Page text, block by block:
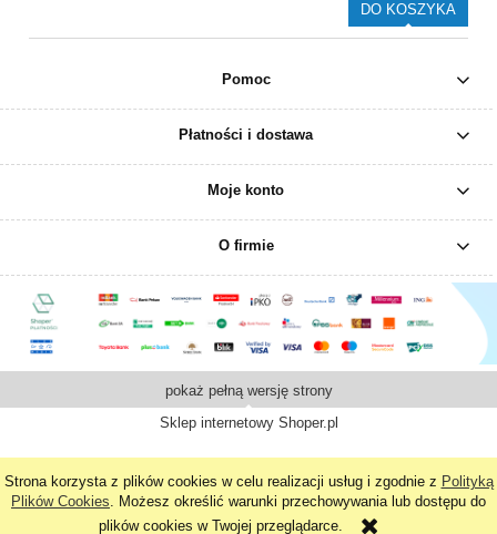
Strona korzysta z plików cookies w celu realizacji usług i zgodnie z Polityką
Plików Cookies. Możesz określić warunki przechowywania lub dostępu do
plików cookies w Twojej przeglądarce.
DO KOSZYKA
Pomoc
Płatności i dostawa
Moje konto
O firmie
pokaż pełną wersję strony
Sklep internetowy Shoper.pl